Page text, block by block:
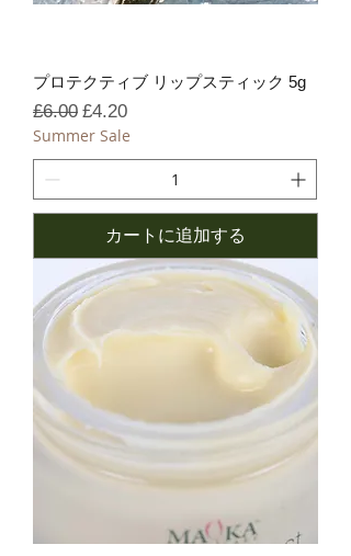
プロテクティブ リップスティック 5g
通常価格
£6.00 セール価格
£4.20
Summer Sale
カートに追加する